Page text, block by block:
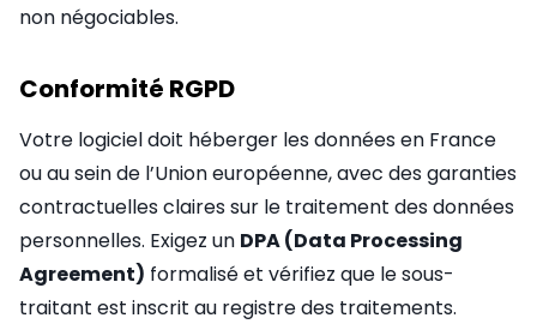
non négociables.
Conformité RGPD
Votre logiciel doit héberger les données en France
ou au sein de l’Union européenne, avec des garanties
contractuelles claires sur le traitement des données
personnelles. Exigez un DPA (Data Processing
Agreement) formalisé et vérifiez que le sous-
traitant est inscrit au registre des traitements.